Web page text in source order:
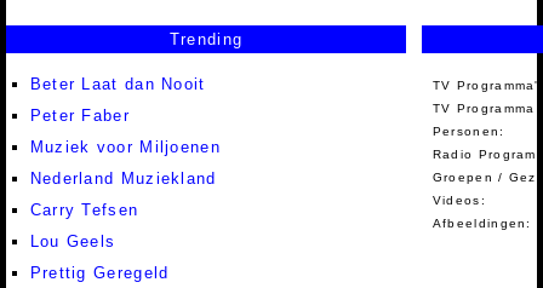
Trending
Beter Laat dan Nooit
Peter Faber
Muziek voor Miljoenen
Nederland Muziekland
Carry Tefsen
Lou Geels
Prettig Geregeld
TV
TV Programma
Personen:
Radio
Groepen /
Videos:
Afbeeldingen: